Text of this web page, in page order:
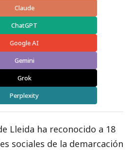
Claude
ChatGPT
Google AI
Gemini
Grok
Perplexity
Lleida ha reconocido a 18
sociales de la demarcación